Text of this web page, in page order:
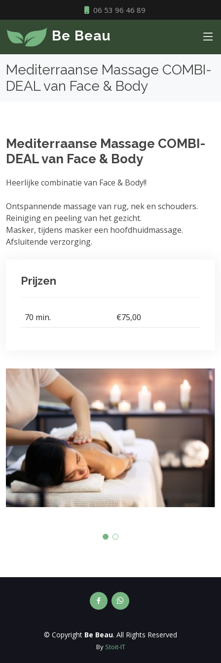
06 53 96 46 89
Be Beau
Mediterraanse Massage COMBI-
DEAL van Face & Body
Mediterraanse Massage COMBI-
DEAL van Face & Body
Heerlijke combinatie van Face & Body!!
Ontspannende massage van rug, nek en schouders.
Reiniging en peeling van het gezicht.
Masker, tijdens masker een hoofdhuidmassage.
Afsluitende verzorging.
Prijzen
70 min. €75,00
© Copyright Be Beau. All Rights Reserved
By Stoit-IT